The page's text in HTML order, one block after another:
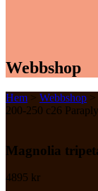
Webbshop
Hem > Webbshop >
200-250 c26
Magnolia
4895 kr